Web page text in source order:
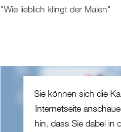
"Wie lieblich klingt der Maien"
Sie können sich die
Internetseite
hin, dass Sie dabei in